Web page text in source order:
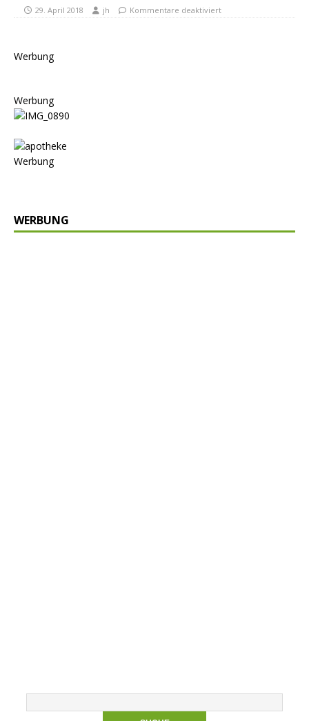
29. April 2018 jh Kommentare deaktiviert
Werbung
Werbung
Werbung
WERBUNG